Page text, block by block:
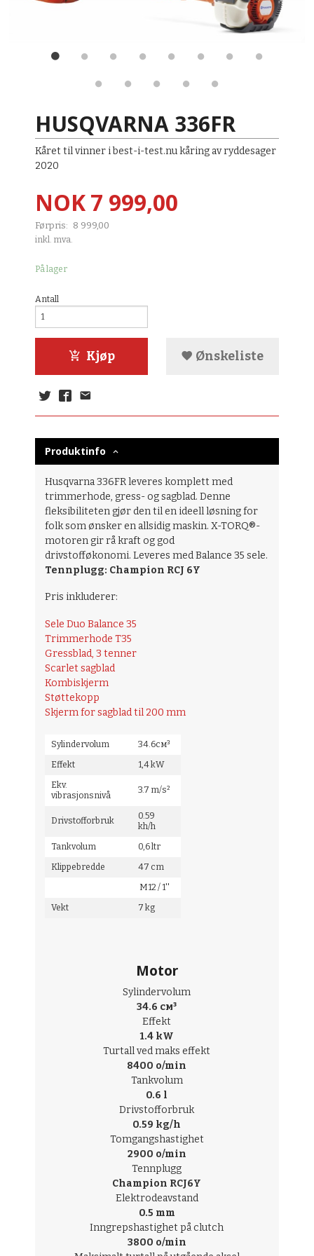
HUSQVARNA 336FR
Kåret til vinner i best-i-test.nu kåring av ryddesager
2020
Tilbud
NOK7 999,00
Førpris: 8 999,00
Rabatt
inkl. mva.
På lager
Antall
Kjøp Ønskeliste
Produktinfo
Husqvarna 336FR leveres komplett med
trimmerhode, gress- og sagblad. Denne
fleksibiliteten gjør den til en ideell løsning for
folk som ønsker en allsidig maskin. X-TORQ®-
motoren gir rå kraft og god
drivstofføkonomi.Leveres med Balance 35 sele.
Tennplugg: Champion RCJ 6Y
Pris inkluderer:
Sele Duo Balance 35
Trimmerhode T35
Gressblad, 3 tenner
Scarlet sagblad
Kombiskjerm
Støttekopp
Skjerm for sagblad til 200 mm
Sylindervolum 34.6см³
Effekt 1,4 kW
Ekv.
vibrasjonsnivå
3.7 m/s²
Drivstofforbruk
0.59
kh/h
Tankvolum 0,6 ltr
Klippebredde 47 cm
M12 / 1''
Vekt 7 kg
Motor
Sylindervolum
34.6 см³
Effekt
1.4 kW
Turtall ved maks effekt
8400 o/min
Tankvolum
0.6 l
Drivstofforbruk
0.59 kg/h
Tomgangshastighet
2900 o/min
Tennplugg
Champion RCJ6Y
Elektrodeavstand
0.5 mm
Inngrepshastighet på clutch
3800 o/min